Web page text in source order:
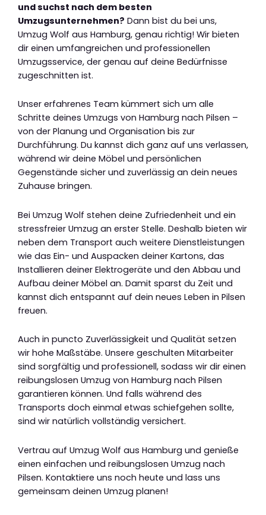
und suchst nach dem besten
Umzugsunternehmen? Dann bist du bei uns,
Umzug Wolf aus Hamburg, genau richtig! Wir bieten
dir einen umfangreichen und professionellen
Umzugsservice, der genau auf deine Bedürfnisse
zugeschnitten ist.
Unser erfahrenes Team kümmert sich um alle
Schritte deines Umzugs von Hamburg nach Pilsen –
von der Planung und Organisation bis zur
Durchführung. Du kannst dich ganz auf uns verlassen,
während wir deine Möbel und persönlichen
Gegenstände sicher und zuverlässig an dein neues
Zuhause bringen.
Bei Umzug Wolf stehen deine Zufriedenheit und ein
stressfreier Umzug an erster Stelle. Deshalb bieten wir
neben dem Transport auch weitere Dienstleistungen
wie das Ein- und Auspacken deiner Kartons, das
Installieren deiner Elektrogeräte und den Abbau und
Aufbau deiner Möbel an. Damit sparst du Zeit und
kannst dich entspannt auf dein neues Leben in Pilsen
freuen.
Auch in puncto Zuverlässigkeit und Qualität setzen
wir hohe Maßstäbe. Unsere geschulten Mitarbeiter
sind sorgfältig und professionell, sodass wir dir einen
reibungslosen Umzug von Hamburg nach Pilsen
garantieren können. Und falls während des
Transports doch einmal etwas schiefgehen sollte,
sind wir natürlich vollständig versichert.
Vertrau auf Umzug Wolf aus Hamburg und genieße
einen einfachen und reibungslosen Umzug nach
Pilsen. Kontaktiere uns noch heute und lass uns
gemeinsam deinen Umzug planen!